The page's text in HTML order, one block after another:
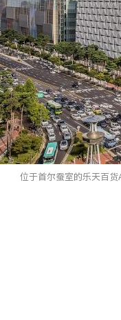
位于首尔蚕室的乐天百货